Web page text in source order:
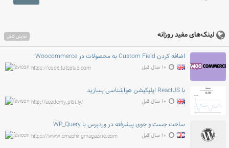
لینک‌های مفید روزانه نمایش کامل
اضافه کردن Custom Field به محصولات در Woocommerce
https://code.tutsplus.com ۱۰ سال قبل
با ReactJS اپلیکیشن هواشناسی بسازید
http://academy.plot.ly/ ۱۰ سال قبل
ساخت جست و جوی پیشرفته در وردپرس با WP_Query
https://www.smashingmagazine.com ۱۰ سال قبل